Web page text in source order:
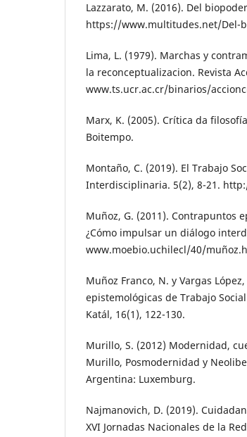
Lazzarato, M. (2016). Del
https://www.multitudes.net/Del-
Lima, L. (1979). Marchas y
la reconceptualizacion. Revista
www.ts.ucr.ac.cr/binarios/
Marx, K. (2005). Crítica da
Boitempo.
Montaño, C. (2019). El Trabajo
Interdisciplinaria. 5(2), 8-21.
Muñoz, G. (2011). Contrapuntos
¿Cómo impulsar un diálogo
www.moebio.uchilecl/40/
Muñoz Franco, N. y Vargas
epistemológicas de Trabajo
Katál, 16(1), 122-130.
Murillo, S. (2012) Modernidad,
Murillo, Posmodernidad y
Argentina: Luxemburg.
Najmanovich, D. (2019).
XVI Jornadas Nacionales de la